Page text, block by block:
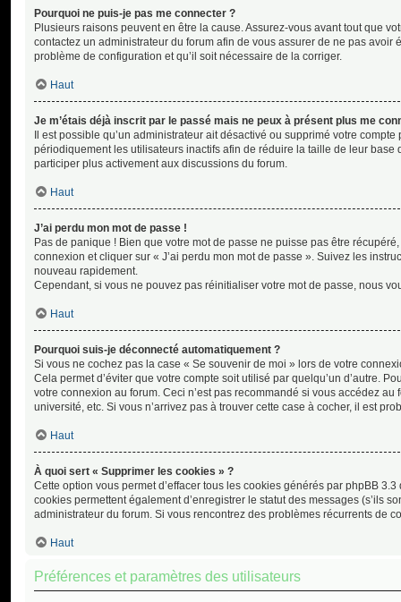
Pourquoi ne puis-je pas me connecter ?
Plusieurs raisons peuvent en être la cause. Assurez-vous avant tout que
contactez un administrateur du forum afin de vous assurer de ne pas
problème de configuration et qu’il soit nécessaire de la corriger.
Haut
Je m’étais déjà inscrit par le passé mais ne peux à présent plus me
Il est possible qu’un administrateur ait désactivé ou supprimé votre
périodiquement les utilisateurs inactifs afin de réduire la taille de leur
participer plus activement aux discussions du forum.
Haut
J’ai perdu mon mot de passe !
Pas de panique ! Bien que votre mot de passe ne puisse pas être
connexion et cliquer sur « J’ai perdu mon mot de passe ». Suivez les
nouveau rapidement.
Cependant, si vous ne pouvez pas réinitialiser votre mot de passe, nous
Haut
Pourquoi suis-je déconnecté automatiquement ?
Si vous ne cochez pas la case « Se souvenir de moi » lors de votre
Cela permet d’éviter que votre compte soit utilisé par quelqu’un d’autre.
votre connexion au forum. Ceci n’est pas recommandé si vous accédez
université, etc. Si vous n’arrivez pas à trouver cette case à cocher, il est
Haut
À quoi sert « Supprimer les cookies » ?
Cette option vous permet d’effacer tous les cookies générés par phpBB
cookies permettent également d’enregistrer le statut des messages (s’ils
administrateur du forum. Si vous rencontrez des problèmes récurrents de
Haut
Préférences et paramètres des utilisateurs